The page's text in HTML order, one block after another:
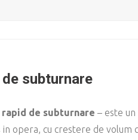
subturnare
rapid de subturnare – este
opera, cu crestere de volum